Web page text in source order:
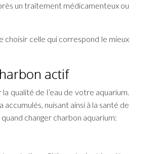
un traitement médicamenteux ou
celle qui correspond le mieux
actif
qualité de l’eau de votre aquarium.
nuisant ainsi à la santé de
changer charbon aquarium: